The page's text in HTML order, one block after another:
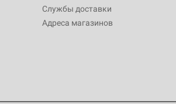
Службы доставки
Адреса магазинов